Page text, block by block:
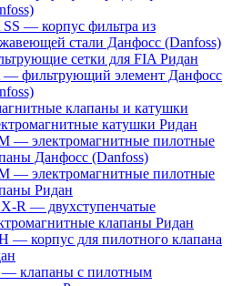
— корпус фильтра из
стали Данфосс (Danfoss)
сетки для FIA Ридан
— фильтрующий элемент Данфосс
клапаны и катушки
катушки Ридан
— электромагнитные пилотные
Данфосс (Danfoss)
— электромагнитные пилотные
Ридан
R — двухступенчатые
клапаны Ридан
— корпус для пилотного клапана
— клапаны с пилотным